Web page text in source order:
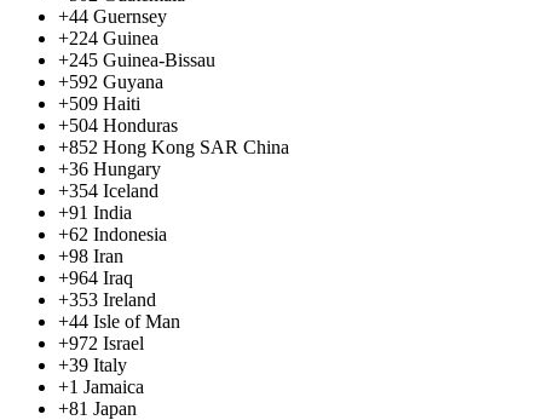
+44 Guernsey
+224 Guinea
+245 Guinea-Bissau
+592 Guyana
+509 Haiti
+504 Honduras
+852 Hong Kong SAR China
+36 Hungary
+354 Iceland
+91 India
+62 Indonesia
+98 Iran
+964 Iraq
+353 Ireland
+44 Isle of Man
+972 Israel
+39 Italy
+1 Jamaica
+81 Japan